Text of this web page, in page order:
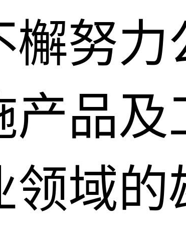
努力
产品及
领域的